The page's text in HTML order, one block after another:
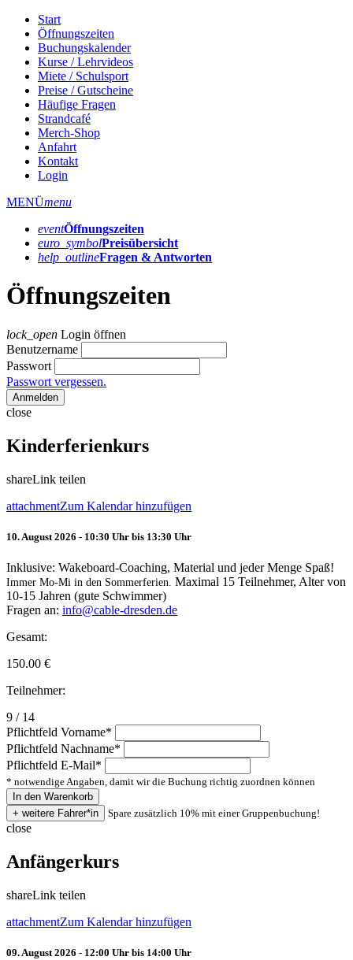
Start
Öffnungszeiten
Buchungskalender
Kurse / Lehrvideos
Miete / Schulsport
Preise / Gutscheine
Häufige Fragen
Strandcafé
Merch-Shop
Anfahrt
Kontakt
Login
MENÜmenu
eventÖffnungs­zeiten
euro_symbolPreis­übersicht
help_outlineFragen & Antworten
Öffnungszeiten
lock_open Login öffnen
Benutzername
Passwort
Passwort vergessen.
Anmelden
close
Kinderferienkurs
shareLink teilen
attachmentZum Kalendar hinzufügen
10. August 2026 - 10:30 Uhr bis 13:30 Uhr
Inklusive: Wakeboard-Coaching, Material und jeder Menge Spaß!
Immer Mo-Mi in den Sommerferien. Maximal 15 Teilnehmer, Alter von
10-15 Jahren (gute Schwimmer)
Fragen an: info@cable-dresden.de
Gesamt:
150.00 €
Teilnehmer:
9 / 14
Pflichtfeld Vorname*
Pflichtfeld Nachname*
Pflichtfeld E-Mail*
* notwendige Angaben, damit wir die Buchung richtig zuordnen können
Spare zusätzlich 10% mit einer Gruppenbuchung!
close
Anfängerkurs
shareLink teilen
attachmentZum Kalendar hinzufügen
09. August 2026 - 12:00 Uhr bis 14:00 Uhr